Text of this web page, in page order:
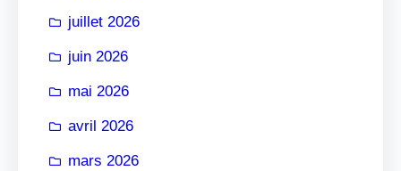
e
juillet 2026
juin 2026
mai 2026
avril 2026
mars 2026